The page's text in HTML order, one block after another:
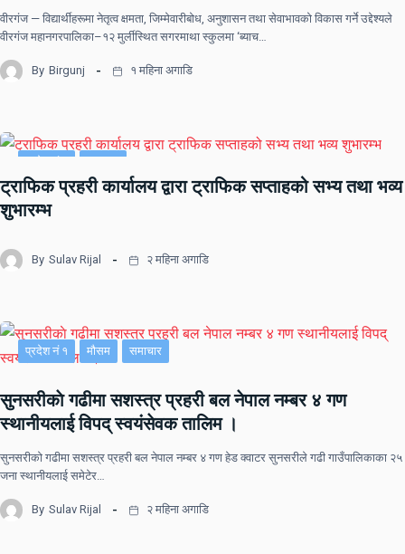
वीरगंज — विद्यार्थीहरूमा नेतृत्व क्षमता, जिम्मेवारीबोध, अनुशासन तथा सेवाभावको विकास गर्ने उद्देश्यले
वीरगंज महानगरपालिका–१२ मुर्लीस्थित सगरमाथा स्कुलमा ‘ब्याच…
By Birgunj १ महिना अगाडि
प्रदेश नं २ समाचार
ट्राफिक प्रहरी कार्यालय द्वारा ट्राफिक सप्ताहको सभ्य तथा भव्य
शुभारम्भ
By Sulav Rijal २ महिना अगाडि
प्रदेश नं १ मौसम समाचार
सुनसरीकाे गढीमा सशस्त्र प्रहरी बल नेपाल नम्बर ४ गण
स्थानीयलाई विपद् स्वयंसेवक तालिम ।
सुनसरीकाे गढीमा सशस्त्र प्रहरी बल नेपाल नम्बर ४ गण हेड क्वाटर सुनसरीले गढी गाउँपालिकाका २५
जना स्थानीयलाई समेटेर…
By Sulav Rijal २ महिना अगाडि